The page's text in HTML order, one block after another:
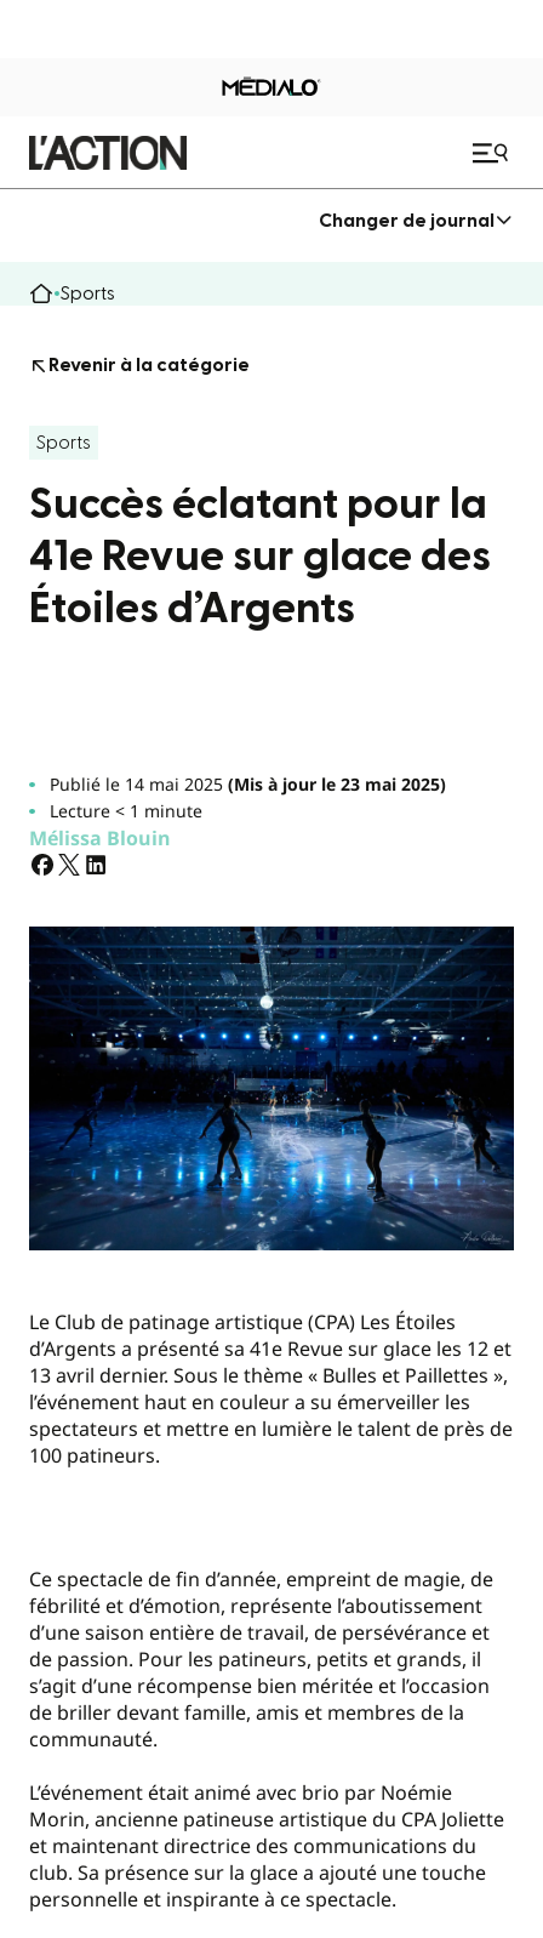
Changer de journal
Sports
Revenir à la catégorie
Sports
Succès éclatant pour la
41e Revue sur glace des
Étoiles d’Argents
Publié le 14 mai 2025(Mis à jour le 23 mai 2025)
Lecture < 1 minute
Mélissa Blouin
Le Club de patinage artistique (CPA) Les Étoiles
d’Argents a présenté sa 41e Revue sur glace les 12 et
13 avril dernier. Sous le thème « Bulles et Paillettes »,
l’événement haut en couleur a su émerveiller les
spectateurs et mettre en lumière le talent de près de
100 patineurs.
Ce spectacle de fin d’année, empreint de magie, de
fébrilité et d’émotion, représente l’aboutissement
d’une saison entière de travail, de persévérance et
de passion. Pour les patineurs, petits et grands, il
s’agit d’une récompense bien méritée et l’occasion
de briller devant famille, amis et membres de la
communauté.
L’événement était animé avec brio par Noémie
Morin, ancienne patineuse artistique du CPA Joliette
et maintenant directrice des communications du
club. Sa présence sur la glace a ajouté une touche
personnelle et inspirante à ce spectacle.